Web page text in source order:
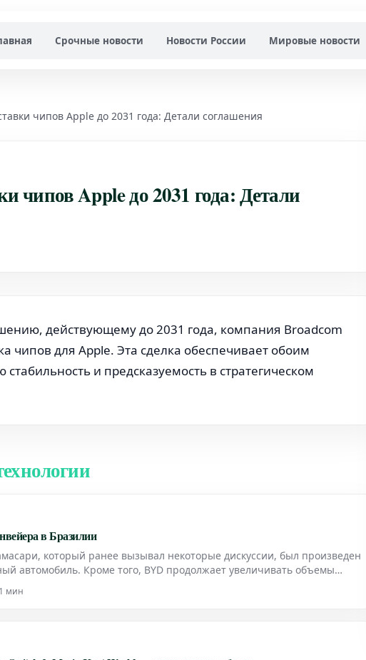
Срочные новости Новости России Мировые новости
чипов Apple до 2031 года: Детали соглашения
чипов Apple до 2031 года: Детали
действующему до 2031 года, компания Broadcom
чипов для Apple. Эта сделка обеспечивает обоим
и предсказуемость в стратегическом
в Бразилии
который ранее вызывал некоторые дискуссии, был произведен
автомобиль. Кроме того, BYD продолжает увеличивать объемы
1 мин